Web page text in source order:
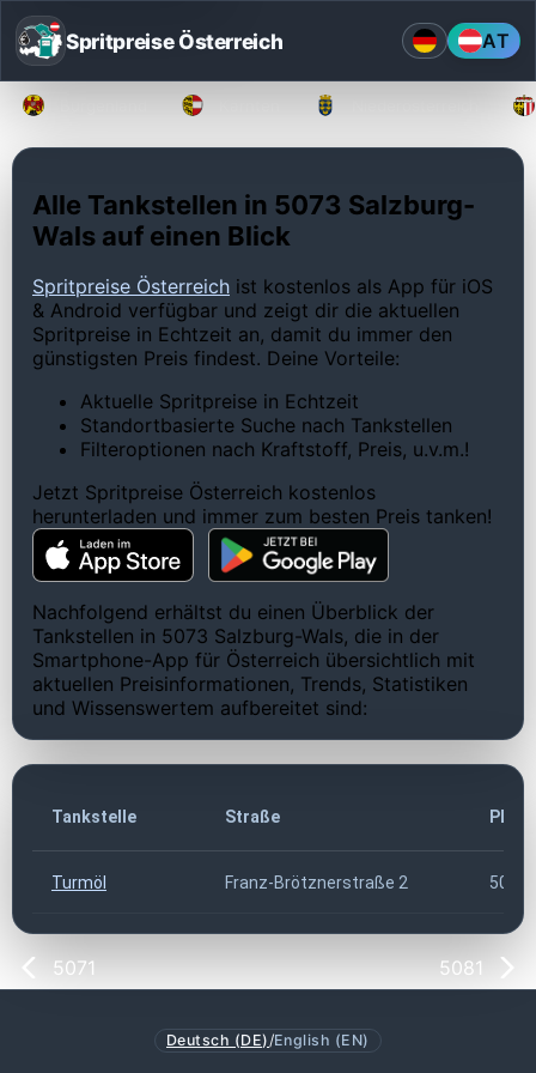
Spritpreise Österreich AT
Alle Tankstellen in 5073 Salzburg-
Wals auf einen Blick
Spritpreise Österreich ist kostenlos als App für iOS
& Android verfügbar und zeigt dir die aktuellen
Spritpreise in Echtzeit an, damit du immer den
günstigsten Preis findest. Deine Vorteile:
Aktuelle Spritpreise in Echtzeit
Standortbasierte Suche nach Tankstellen
Filteroptionen nach Kraftstoff, Preis, u.v.m.!
Jetzt Spritpreise Österreich kostenlos
herunterladen und immer zum besten Preis tanken!
Nachfolgend erhältst du einen Überblick der
Tankstellen in 5073 Salzburg-Wals, die in der
Smartphone-App für Österreich übersichtlich mit
aktuellen Preisinformationen, Trends, Statistiken
und Wissenswertem aufbereitet sind:
Tankstelle Straße PLZ
Turmöl Franz-Brötznerstraße 2 5073
5071 5081
Deutsch (DE) /English (EN)